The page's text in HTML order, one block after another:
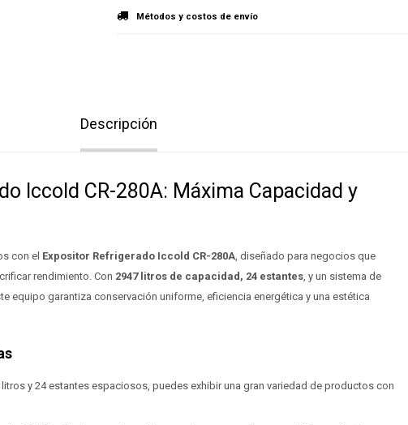
Métodos y costos de envío
Descripción
Iccold CR-280A: Máxima Capacidad y
con el Expositor Refrigerado Iccold CR-280A , diseñado para negocios que
rendimiento. Con 2947 litros de capacidad, 24 estantes , y un sistema de
equipo garantiza conservación uniforme, eficiencia energética y una estética
litros y 24 estantes espaciosos, puedes exhibir una gran variedad de productos con